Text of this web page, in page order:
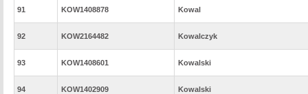
91 KOW1408878 Kowal
92 KOW2164482 Kowalczyk
93 KOW1408601 Kowalski
94 KOW1402909 Kowalski